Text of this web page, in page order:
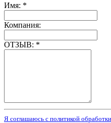
Имя: *
Компания:
ОТЗЫВ: *
Я соглашаюсь с политикой